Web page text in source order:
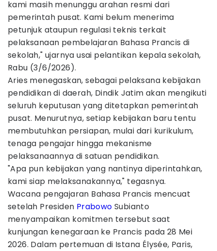
kami masih menunggu arahan resmi dari
pemerintah pusat. Kami belum menerima
petunjuk ataupun regulasi teknis terkait
pelaksanaan pembelajaran Bahasa Prancis di
sekolah," ujarnya usai pelantikan kepala sekolah,
Rabu (3/6/2026).
Aries menegaskan, sebagai pelaksana kebijakan
pendidikan di daerah, Dindik Jatim akan mengikuti
seluruh keputusan yang ditetapkan pemerintah
pusat. Menurutnya, setiap kebijakan baru tentu
membutuhkan persiapan, mulai dari kurikulum,
tenaga pengajar hingga mekanisme
pelaksanaannya di satuan pendidikan.
"Apa pun kebijakan yang nantinya diperintahkan,
kami siap melaksanakannya," tegasnya.
Wacana pengajaran Bahasa Prancis mencuat
setelah Presiden Prabowo Subianto
menyampaikan komitmen tersebut saat
kunjungan kenegaraan ke Prancis pada 28 Mei
2026. Dalam pertemuan di Istana Élysée, Paris,